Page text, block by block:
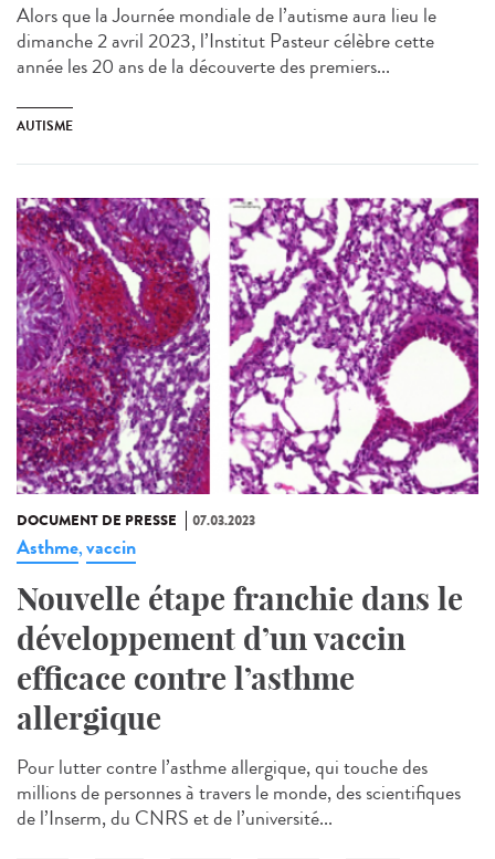
Alors que la Journée mondiale de l’autisme aura lieu le
dimanche 2 avril 2023, l’Institut Pasteur célèbre cette
année les 20 ans de la découverte des premiers...
AUTISME
DOCUMENT DE PRESSE 07.03.2023
Asthme,vaccin
Nouvelle étape franchie dans le
développement d’un vaccin
efficace contre l’asthme
allergique
Pour lutter contre l’asthme allergique, qui touche des
millions de personnes à travers le monde, des scientifiques
de l’Inserm, du CNRS et de l’université...